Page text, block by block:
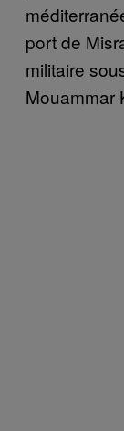
port de
militaire
Mouammar